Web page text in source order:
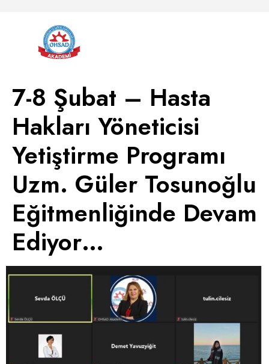
7-8 Şubat – Hasta
Hakları Yöneticisi
Yetiştirme Programı
Uzm. Güler Tosunoğlu
Eğitmenliğinde Devam
Ediyor…